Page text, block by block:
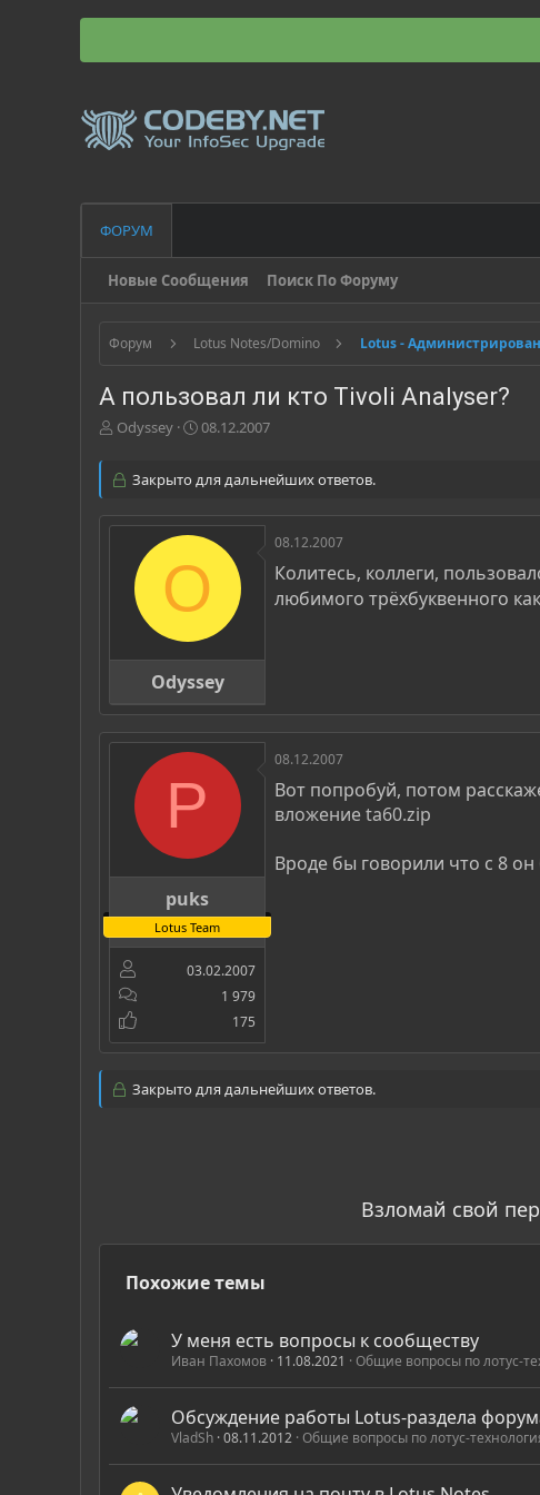
ФОРУМ
Новые Сообщения Поиск По Форуму
Форум Lotus Notes/Domino Lotus -
А пользовал ли кто Tivoli Analyser?
А
о
т
Odyssey
Д
а
а
ч
а
л
а
08.12.2007
Закрыто для дальнейших ответов.
O
Odyssey
08.12.2007
Колитесь, коллеги,
любимого трёхбуквенного
P
puks
Lotus Team
03.02.2007
1 979
175
08.12.2007
Вот попробуй, потом
вложение ta60.zip
Вроде бы говорили что с 8 он
Закрыто для дальнейших ответов.
Взломай свой
Похожие темы
У меня есть вопросы к сообществу
Иван Пахомов 11.08.2021 Общие вопросы по лотус-
Обсуждение работы Lotus-раздела
VladSh 08.11.2012 Общие вопросы по лотус-